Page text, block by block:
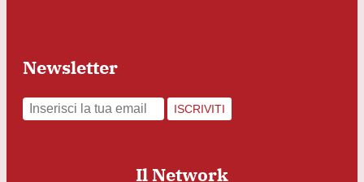
Newsletter
ISCRIVITI
Il Network